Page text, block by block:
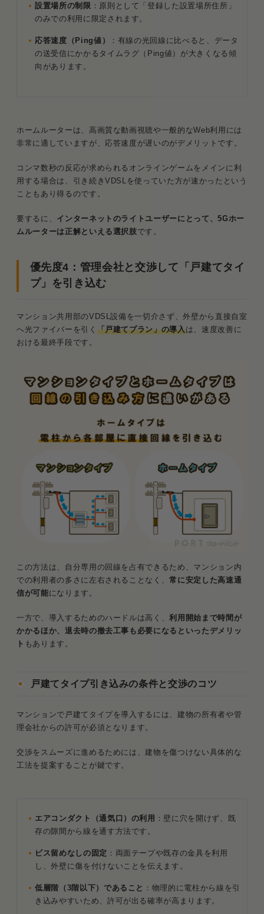
設置場所の制限 ：原則として「登録した設置場所住所」
のみでの利用に限定されます。
応答速度（Ping値）
：有線の光回線に比べると、データ
の送受信にかかるタイムラグ（Ping値）が大きくなる傾
向があります。
ホームルーターは、高画質な動画視聴や一般的なWeb利用には
非常に適していますが、応答速度が遅いのがデメリットです。
コンマ数秒の反応が求められるオンラインゲームをメインに利
用する場合は、引き続きVDSLを使っていた方が速かったという
こともあり得るのです。
要するに、 インターネットのライトユーザーにとって、5Gホー
ムルーターは正解といえる選択肢です。
優先度4：管理会社と交渉して「戸建てタイ
プ」を引き込む
マンション共用部のVDSL設備を一切介さず、外壁から直接自室
へ光ファイバーを引く 「戸建てプラン」の導入は、速度改善に
おける最終手段です。
この方法は、自分専用の回線を占有できるため、マンション内
での利用者の多さに左右されることなく、常に安定した高速通
信が可能になります。
一方で、導入するためのハードルは高く、利用開始まで時間が
かかるほか、退去時の撤去工事も必要になるといったデメリッ
ト もあります。
戸建てタイプ引き込みの条件と交渉のコツ
マンションで戸建てタイプを導入するには、建物の所有者や管
理会社からの許可が必須となります。
交渉をスムーズに進めるためには、建物を傷つけない具体的な
工法を提案することが鍵です。
エアコンダクト（通気口）の利用 ：壁に穴を開けず、既
存の隙間から線を通す方法です。
ビス留めなしの固定 ：両面テープや既存の金具を利用
し、外壁に傷を付けないことを伝えます。
低層階（3階以下）であること ：物理的に電柱から線を引
き込みやすいため、許可が出る確率が高まります。